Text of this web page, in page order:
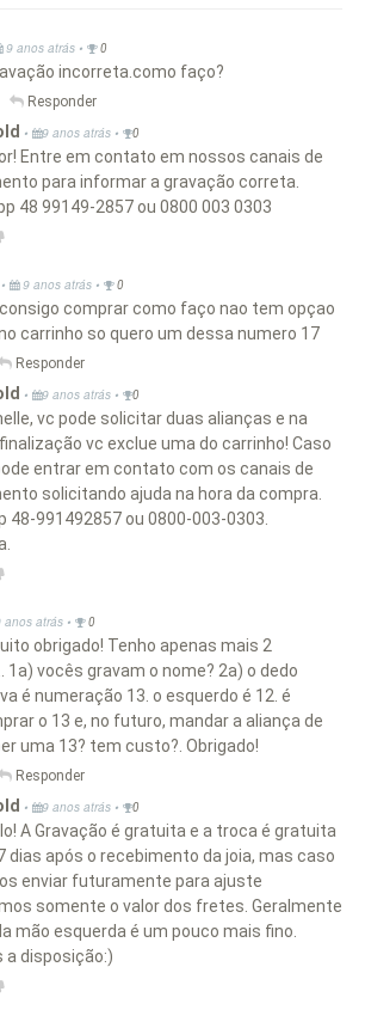
9 anos atrás • 0
incorreta.como faço?
Responder
• 9 anos atrás • 0
Entre em contato em nossos canais de
para informar a gravação correta.
48 99149-2857 ou 0800 003 0303
• 9 anos atrás • 0
comprar como faço nao tem opçao
carrinho so quero um dessa numero 17
Responder
• 9 anos atrás • 0
vc pode solicitar duas alianças e na
vc exclue uma do carrinho! Caso
entrar em contato com os canais de
solicitando ajuda na hora da compra.
48-991492857 ou 0800-003-0303.
atrás • 0
obrigado! Tenho apenas mais 2
1a) vocês gravam o nome? 2a) o dedo
é numeração 13. o esquerdo é 12. é
o 13 e, no futuro, mandar a aliança de
uma 13? tem custo?. Obrigado!
Responder
• 9 anos atrás • 0
A Gravação é gratuita e a troca é gratuita
dias após o recebimento da joia, mas caso
enviar futuramente para ajuste
somente o valor dos fretes. Geralmente
mão esquerda é um pouco mais fino.
a disposição:)